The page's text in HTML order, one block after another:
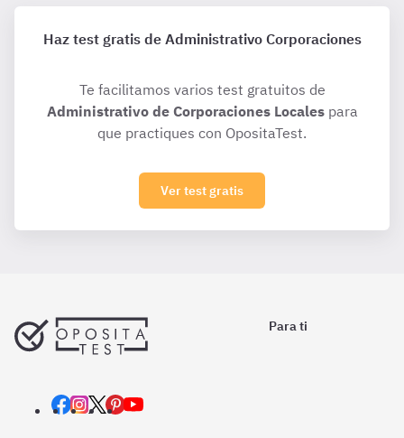
Haz test gratis de Administrativo Corporaciones
Te facilitamos varios test gratuitos de
Administrativo de Corporaciones Localespara
que practiques con OpositaTest.
Ver test gratis
Para ti